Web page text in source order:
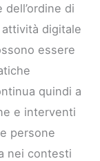
di
digitale
essere
quindi a
e interventi
persone
nei contesti